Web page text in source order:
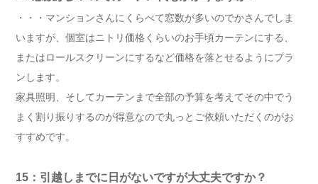
・・・マンションさんにくらべて窓数が多いのでかさんでしま
いますが、個室はニトリ価格くらいのお手頃カーテンにする、
またはロールスクリーンにするなど価格を落とせるようにプラ
ンします。
家具照明、そしてカーテンまで全部の予算を考えてその中でう
まく割り振りするのが得意なので丸っとご依頼いただくのがお
すすめです。
15：引越しまでに日がないですが大丈夫ですか？